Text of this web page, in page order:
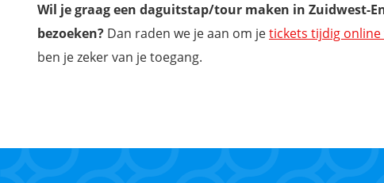
Wil je graag een daguitstap/tour maken in Zuidwest-
bezoeken? Dan raden we je aan om jetickets tijdig online
ben je zeker van je toegang.